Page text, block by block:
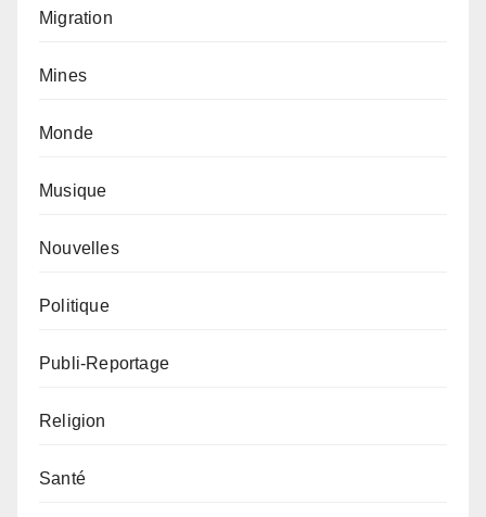
Migration
Mines
Monde
Musique
Nouvelles
Politique
Publi-Reportage
Religion
Santé